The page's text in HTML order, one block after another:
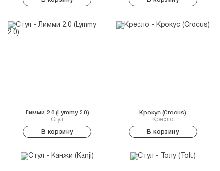
Стул
Лимми 2.0 (Lymmy 2.0)
В корзину
Кресло
Крокус (Crocus)
В корзину